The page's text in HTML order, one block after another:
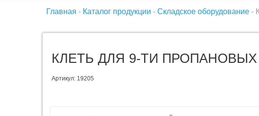
Главная - Каталог продукции - Складское оборудование -
КЛЕТЬ ДЛЯ 9-ТИ
Артикул: 19205